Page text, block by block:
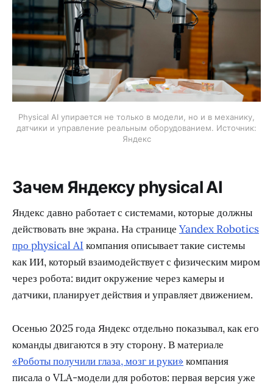
Physical AI упирается не только в модели, но и в механику,
датчики и управление реальным оборудованием. Источник:
Яндекс
Зачем Яндексу physical AI
Яндекс давно работает с системами, которые должны
действовать вне экрана. На странице Yandex Robotics
про physical AI компания описывает такие системы
как ИИ, который взаимодействует с физическим миром
через робота: видит окружение через камеры и
датчики, планирует действия и управляет движением.
Осенью 2025 года Яндекс отдельно показывал, как его
команды двигаются в эту сторону. В материале
«Роботы получили глаза, мозг и руки»компания
писала о VLA-модели для роботов: первая версия уже